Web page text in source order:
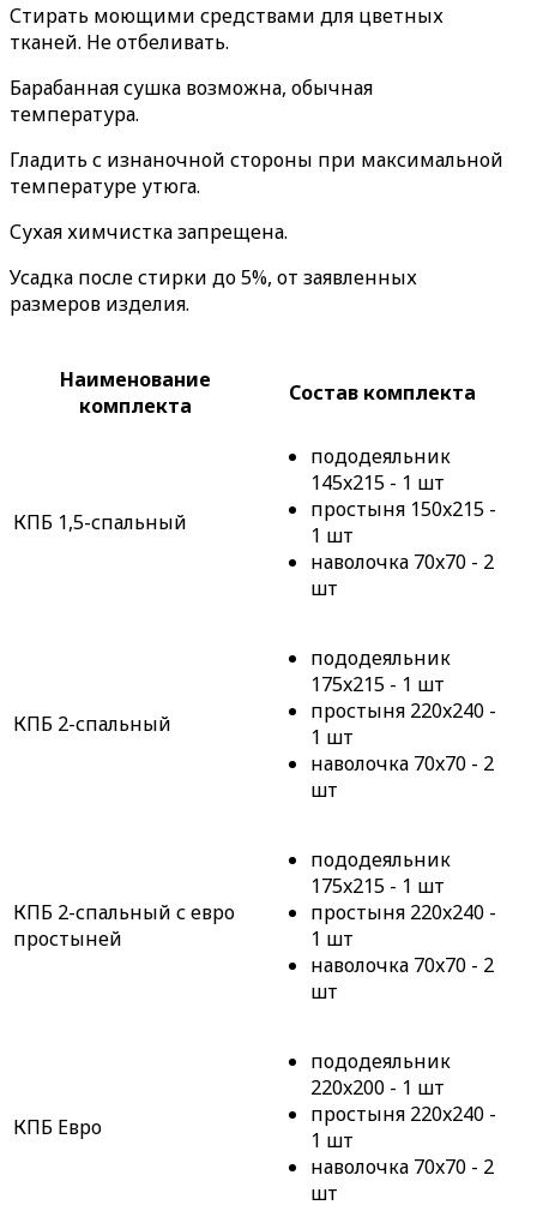
Стирать моющими средствами для цветных
тканей. Не отбеливать.
Барабанная сушка возможна, обычная
температура.
Гладить с изнаночной стороны при максимальной
температуре утюга.
Сухая химчистка запрещена.
Усадка после стирки до 5%, от заявленных
размеров изделия.
Наименование
комплекта
Состав комплекта
КПБ 1,5-спальный
пододеяльник
145x215 - 1 шт
простыня 150x215 -
1 шт
наволочка 70x70 - 2
шт
КПБ 2-спальный
пододеяльник
175x215 - 1 шт
простыня 220x240 -
1 шт
наволочка 70x70 - 2
шт
КПБ 2-спальный с евро
простыней
пододеяльник
175x215 - 1 шт
простыня 220x240 -
1 шт
наволочка 70x70 - 2
шт
КПБ Евро
пододеяльник
220x200 - 1 шт
простыня 220x240 -
1 шт
наволочка 70x70 - 2
шт